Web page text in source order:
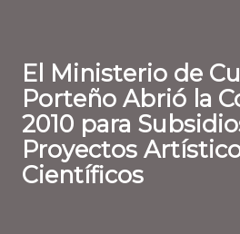
El Ministerio de
Porteño Abrió la
2010 para
Proyectos
Científicos